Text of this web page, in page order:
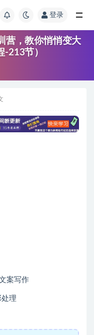
登录
营，教你悄悄变大
213节）
案写作
理